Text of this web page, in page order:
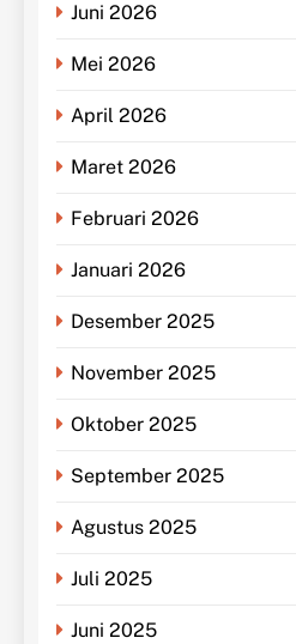
Juni 2026
Mei 2026
April 2026
Maret 2026
Februari 2026
Januari 2026
Desember 2025
November 2025
Oktober 2025
September 2025
Agustus 2025
Juli 2025
Juni 2025